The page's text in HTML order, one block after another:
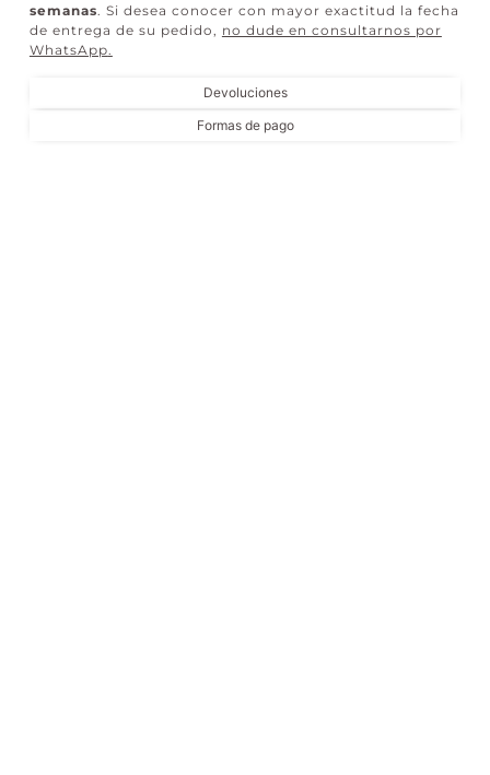
Devoluciones
Formas de pago
semanas . Si desea conocer con mayor exactitud la fecha
de entrega de su pedido, no dude en consultarnos por
WhatsApp